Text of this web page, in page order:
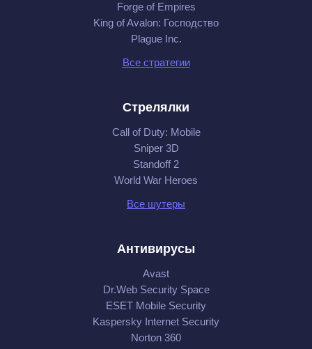
Forge of Empires
King of Avalon: Господство
Plague Inc.
Все стратегии
Стрелялки
Call of Duty: Mobile
Sniper 3D
Standoff 2
World War Heroes
Все шутеры
Антивирусы
Avast
Dr.Web Security Space
ESET Mobile Security
Kaspersky Internet Security
Norton 360